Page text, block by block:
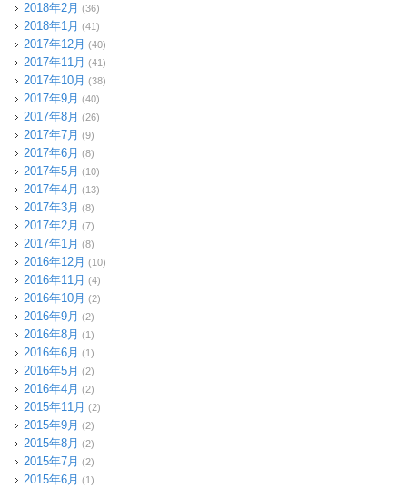
2018年2月 (36)
2018年1月 (41)
2017年12月 (40)
2017年11月 (41)
2017年10月 (38)
2017年9月 (40)
2017年8月 (26)
2017年7月 (9)
2017年6月 (8)
2017年5月 (10)
2017年4月 (13)
2017年3月 (8)
2017年2月 (7)
2017年1月 (8)
2016年12月 (10)
2016年11月 (4)
2016年10月 (2)
2016年9月 (2)
2016年8月 (1)
2016年6月 (1)
2016年5月 (2)
2016年4月 (2)
2015年11月 (2)
2015年9月 (2)
2015年8月 (2)
2015年7月 (2)
2015年6月 (1)